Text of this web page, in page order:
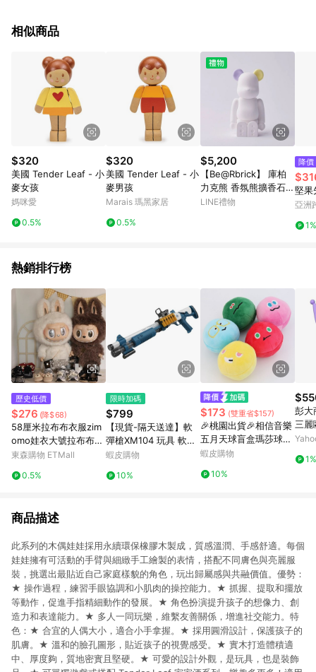
行為，不具贈點資格，部分退款不在此限。 6. APP 請更新至
貨後 45 天後發送。 8. 群眾募資商品，禮物卡，開館保證金，補
運費，攤位費等不具贈點資格。 9. LINE 購物站上之商品規格、
顏色、價位、贈品如與 Pinkoi 商品資訊頁及購物車不符，以
Pinkoi 購物商品資訊頁及購物車標示為準。 10. 點數紅包使用規
則請以點數紅包活動說明為準。 11. 若於 LINE 購物前往 Pinkoi
頁面後才首次下載 Pinkoi APP 並完成訂單，不符合導購資格；承
上，首次下載 Pinkoi APP 後，需透過 LINE 購物前往 Pinkoi 頁
面，方享導購資格。
相似商品
$320
美國 Tender Leaf - 小
麥女孩
媽咪愛
0.5%
$320
美國 Tender Leaf - 小
麥男孩
Marais 瑪黑家居
0.5%
$5,200
【Be@Rbrick】 庫柏
力克熊 香氛熊擴香石
馬卡龍雙色版（紫色黃
LINE禮物
降價
堅果
亞洲
1%
熱銷排行榜
歷史低價
$276 (降$68)
58厘米拉布布衣服zim
omo娃衣大號拉布布衣
服小香風娃衣玩偶鞋子
東森購物 ETMall
0.5%
限時加碼
$799
【現貨-隔天送達】軟
彈槍XM104 玩具 軟彈
发射器 抛殼玩具 兒童
吃雞 戶外玩具 交換禮
蝦皮購物
10%
$173 (雙重省$157)
🎉桃園出貨🎉相信音樂
五月天球盲盒瑪莎球五
球演唱會明星周邊552
蝦皮購物
10%
彭
三
1%
商品描述
此系列的木偶娃娃採用永續環保橡膠木製成，質感溫潤、手感舒適。每個
娃娃擁有可活動的手臂與細緻手工繪製的表情，搭配不同膚色與亮麗服
裝，挑選出最貼近自己家庭樣貌的角色，玩出歸屬感與共融價值。優勢：
★ 操作過程，練習手眼協調和小肌肉的操控能力。★ 抓握、提取和擺放
等動作，促進手指精細動作的發展。★ 角色扮演提升孩子的想像力、創
造力和表達能力。★ 多人一同玩樂，維繫友善關係，增進社交能力。特
色：★ 合宜的人偶大小，適合小手拿握。★ 採用圓滑設計，保護孩子的
肌膚。★ 溫和的臉孔圖形，貼近孩子的視覺感受。★ 實木打造體積適
中、厚度夠，質地密實且堅硬。★ 可愛的設計外觀，是玩具，也是裝飾